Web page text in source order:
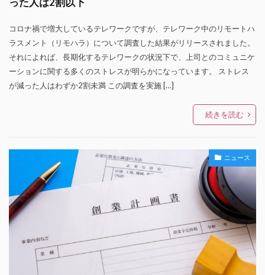
コロナ禍で増大しているテレワークですが、テレワーク中のリモートハ
ラスメント（リモハラ）について調査した結果がリリースされました。
それによれば、長期化するテレワークの状況下で、上司とのコミュニケ
ーションに関する多くのストレスが明らかになっています。 ストレス
が減った人はわずか2割未満 この調査を実施 […]
続きを読む
ニュース